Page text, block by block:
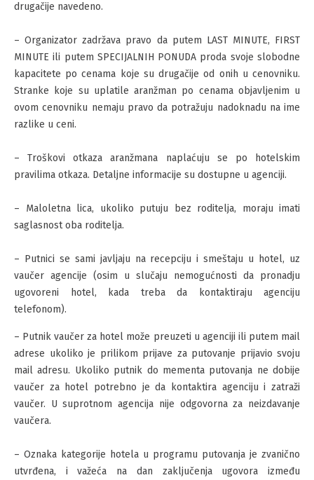
drugačije navedeno.
– Organizator zadržava pravo da putem LAST MINUTE, FIRST
MINUTE ili putem SPECIJALNIH PONUDA proda svoje slobodne
kapacitete po cenama koje su drugačije od onih u cenovniku.
Stranke koje su uplatile aranžman po cenama objavljenim u
ovom cenovniku nemaju pravo da potražuju nadoknadu na ime
razlike u ceni.
– Troškovi otkaza aranžmana naplaćuju se po hotelskim
pravilima otkaza. Detaljne informacije su dostupne u agenciji.
– Maloletna lica, ukoliko putuju bez roditelja, moraju imati
saglasnost oba roditelja.
– Putnici se sami javljaju na recepciju i smeštaju u hotel, uz
vaučer agencije (osim u slučaju nemogućnosti da pronadju
ugovoreni hotel, kada treba da kontaktiraju agenciju
telefonom).
– Putnik vaučer za hotel može preuzeti u agenciji ili putem mail
adrese ukoliko je prilikom prijave za putovanje prijavio svoju
mail adresu. Ukoliko putnik do mementa putovanja ne dobije
vaučer za hotel potrebno je da kontaktira agenciju i zatraži
vaučer. U suprotnom agencija nije odgovorna za neizdavanje
vaučera.
– Oznaka kategorije hotela u programu putovanja je zvanično
utvrđena, i važeća na dan zaključenja ugovora između